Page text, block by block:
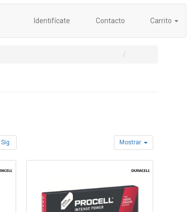
Identifícate Contacto Carrito
Sig. Mostrar